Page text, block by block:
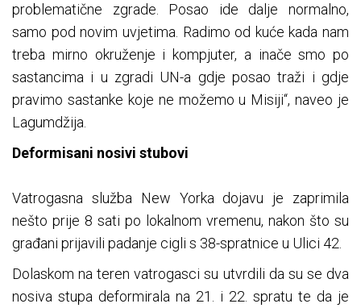
problematične zgrade. Posao ide dalje normalno,
samo pod novim uvjetima. Radimo od kuće kada nam
treba mirno okruženje i kompjuter, a inače smo po
sastancima i u zgradi UN-a gdje posao traži i gdje
pravimo sastanke koje ne možemo u Misiji“, naveo je
Lagumdžija.
Deformisani nosivi stubovi
Vatrogasna služba New Yorka dojavu je zaprimila
nešto prije 8 sati po lokalnom vremenu, nakon što su
građani prijavili padanje cigli s 38-spratnice u Ulici 42.
Dolaskom na teren vatrogasci su utvrdili da su se dva
nosiva stupa deformirala na 21. i 22. spratu te da je